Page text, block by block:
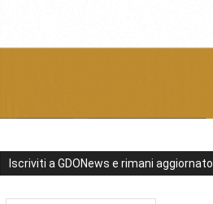
Iscriviti a GDONews e rimani aggiornato